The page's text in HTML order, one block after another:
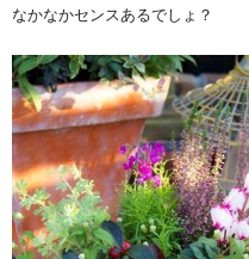
なかなかセンスあるでしょ？